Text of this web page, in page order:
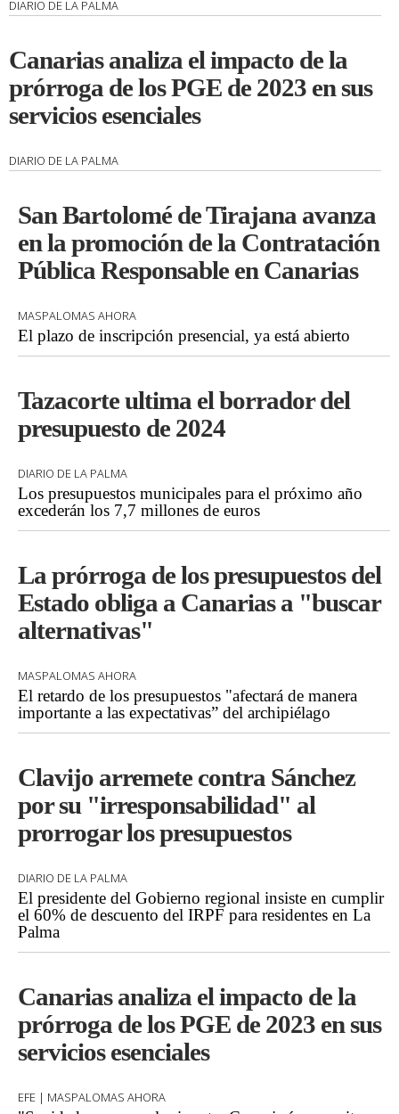
DIARIO DE LA PALMA
Canarias analiza el impacto de la
prórroga de los PGE de 2023 en sus
servicios esenciales
DIARIO DE LA PALMA
San Bartolomé de Tirajana avanza
en la promoción de la Contratación
Pública Responsable en Canarias
MASPALOMAS AHORA
El plazo de inscripción presencial, ya está abierto
Tazacorte ultima el borrador del
presupuesto de 2024
DIARIO DE LA PALMA
Los presupuestos municipales para el próximo año
excederán los 7,7 millones de euros
La prórroga de los presupuestos del
Estado obliga a Canarias a "buscar
alternativas"
MASPALOMAS AHORA
El retardo de los presupuestos "afectará de manera
importante a las expectativas” del archipiélago
Clavijo arremete contra Sánchez
por su "irresponsabilidad" al
prorrogar los presupuestos
DIARIO DE LA PALMA
El presidente del Gobierno regional insiste en cumplir
el 60% de descuento del IRPF para residentes en La
Palma
Canarias analiza el impacto de la
prórroga de los PGE de 2023 en sus
servicios esenciales
EFE | MASPALOMAS AHORA